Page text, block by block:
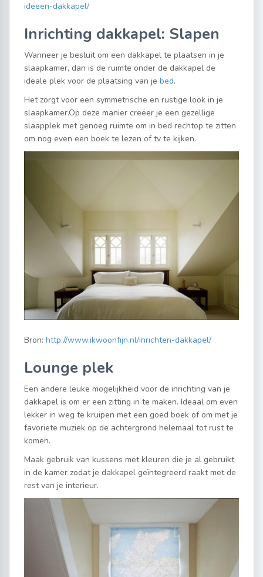
ideeen-dakkapel/
Inrichting dakkapel: Slapen
Wanneer je besluit om een dakkapel te plaatsen in je
slaapkamer, dan is de ruimte onder de dakkapel de
ideale plek voor de plaatsing van je bed.
Het zorgt voor een symmetrische en rustige look in je
slaapkamer.Op deze manier creëer je een gezellige
slaapplek met genoeg ruimte om in bed rechtop te zitten
om nog even een boek te lezen of tv te kijken.
Bron: http://www.ikwoonfijn.nl/inrichten-dakkapel/
Lounge plek
Een andere leuke mogelijkheid voor de inrichting van je
dakkapel is om er een zitting in te maken. Ideaal om even
lekker in weg te kruipen met een goed boek of om met je
favoriete muziek op de achtergrond helemaal tot rust te
komen.
Maak gebruik van kussens met kleuren die je al gebruikt
in de kamer zodat je dakkapel geïntegreerd raakt met de
rest van je interieur.